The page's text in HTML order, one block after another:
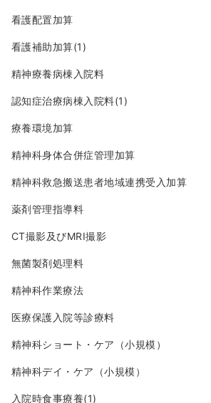
看護配置加算
看護補助加算(1)
精神療養病棟入院料
認知症治療病棟入院料(1)
療養環境加算
精神科身体合併症管理加算
精神科救急搬送患者地域連携受入加算
薬剤管理指導料
CT撮影及びMRI撮影
無菌製剤処理料
精神科作業療法
医療保護入院等診療料
精神科ショート・ケア（小規模）
精神科デイ・ケア（小規模）
入院時食事療養(1)